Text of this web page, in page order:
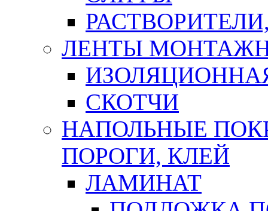
ЛЕНТЫ
СКОТЧИ
НАПОЛЬНЫЕ
ПОРОГИ, КЛЕЙ
ЛАМИНАТ